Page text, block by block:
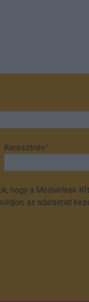
Keresztnév*
hogy a MédiaHírek
az adataimat